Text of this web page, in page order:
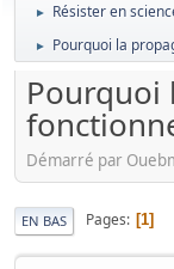
► Résister en
► Pourquoi la
Pourquoi
Démarré par
EN BAS Pages 1